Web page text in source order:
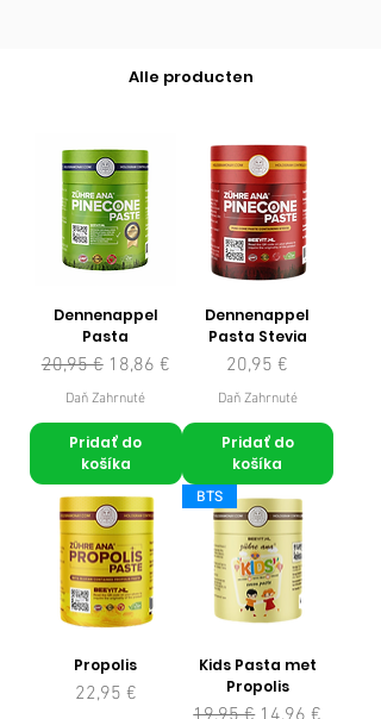
Alle producten
Dennenappel
Pasta
Normálna cena
20,95 € Zľavnená cena
18,86 €
Daň Zahrnuté
Pridať do
košíka
Dennenappel
Pasta Stevia
Cena
20,95 €
Daň Zahrnuté
Pridať do
košíka
Propolis
Cena
22,95 €
BTS
Kids Pasta met
Propolis